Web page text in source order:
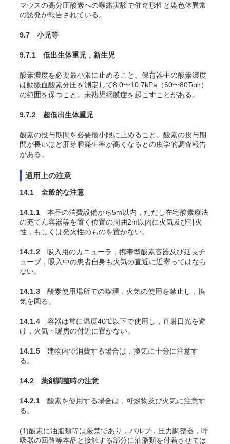
マウスの高分圧酸素への曝露実験で催奇形性と染色体異常
の誘発が報告されている 。
9.7 小児等
9.7.1 低出生体重児，新生児
酸素濃度を必要最小限に止めること。保育器中の酸素濃度
は動脈血酸素分圧を測定して8.0〜10.7kPa（60〜80Torr）
の範囲を保つこと。未熟児網膜症を起こすことがある 。
9.7.2 超低出生体重児
酸素の投与期間を必要最小限に止めること。酸素の投与期
間が長いほど肝芽腫発生率が高くなるとの疫学的調査報告
がある 。
適用上の注意
14.1 全般的な注意
14.1.1 本品の消費設備から5m以内，ただし在宅酸素療法
の充てん容器等を置く位置の周囲2m以内に火気及び引火
性，もしくは発火性のものを置かない。
14.1.2 吸入用のカニューラ，携帯型酸素容器及び延長チ
ューブ，吸入中の患者自身も火気の直近に近寄ってはなら
ない。
14.1.3 酸素使用場所での喫煙，火気の使用を禁止し，換
気を図る。
14.1.4 容器は常に温度40℃以下で使用し，直射日光を避
け，火気・暖房の付近に置かない。
14.1.5 建物内で消費する場合は，換気に十分に注意す
る。
14.2 薬剤調整時の注意
14.2.1 酸素を使用する場合は，可燃物及び火気に注意す
る。
(1)酸素に油脂類等は厳禁であり，バルブ，圧力調整器，呼
吸器の回路等本品と接触する部分に油脂類を付着させては